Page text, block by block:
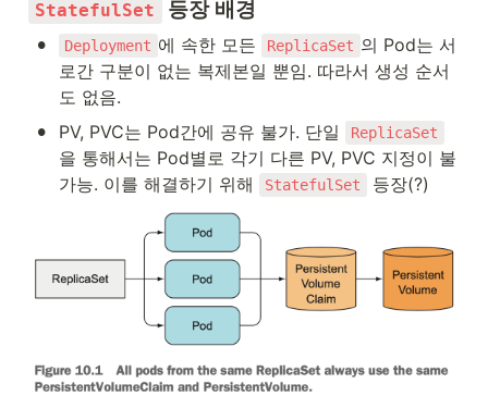
StatefulSet 등장 배경
• Deployment 에 속한 모든 ReplicaSet 의 Pod는 서
로간 구분이 없는 복제본일 뿐임. 따라서 생성 순서
도 없음.
• PV, PVC는 Pod간에 공유 불가. 단일 ReplicaSet
을 통해서는 Pod별로 각기 다른 PV, PVC 지정이 불
가능. 이를 해결하기 위해
StatefulSet 등장(?)